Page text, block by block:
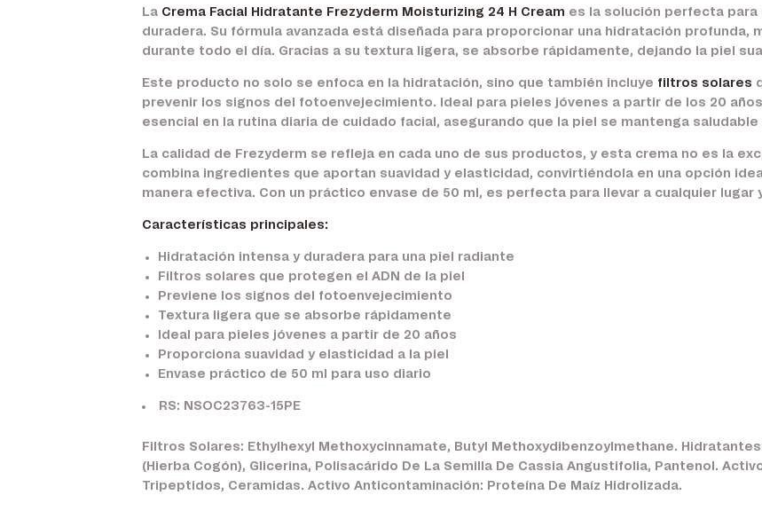
La Crema Facial Hidratante Frezyderm Moisturizing 24 H Cream es la solución perfecta para
duradera. Su fórmula avanzada está diseñada para proporcionar una hidratación profunda,
durante todo el día. Gracias a su textura ligera, se absorbe rápidamente, dejando la piel
Este producto no solo se enfoca en la hidratación, sino que también incluye filtros solares
prevenir los signos del fotoenvejecimiento. Ideal para pieles jóvenes a partir de los 20
esencial en la rutina diaria de cuidado facial, asegurando que la piel se mantenga
La calidad de Frezyderm se refleja en cada uno de sus productos, y esta crema no es la
combina ingredientes que aportan suavidad y elasticidad, convirtiéndola en una opción
manera efectiva. Con un práctico envase de 50 ml, es perfecta para llevar a cualquier
Características principales:
Hidratación intensa y duradera para una piel radiante
Filtros solares que protegen el ADN de la piel
Previene los signos del fotoenvejecimiento
Textura ligera que se absorbe rápidamente
Ideal para pieles jóvenes a partir de 20 años
Proporciona suavidad y elasticidad a la piel
Envase práctico de 50 ml para uso diario
RS: NSOC23763-15PE
Filtros Solares: Ethylhexyl Methoxycinnamate, Butyl Methoxydibenzoylmethane.
(Hierba Cogón), Glicerina, Polisacárido De La Semilla De Cassia Angustifolia, Pantenol.
Tripeptidos, Ceramidas. Activo Anticontaminación: Proteína De Maíz Hidrolizada.